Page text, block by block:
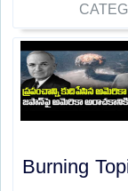
Burning